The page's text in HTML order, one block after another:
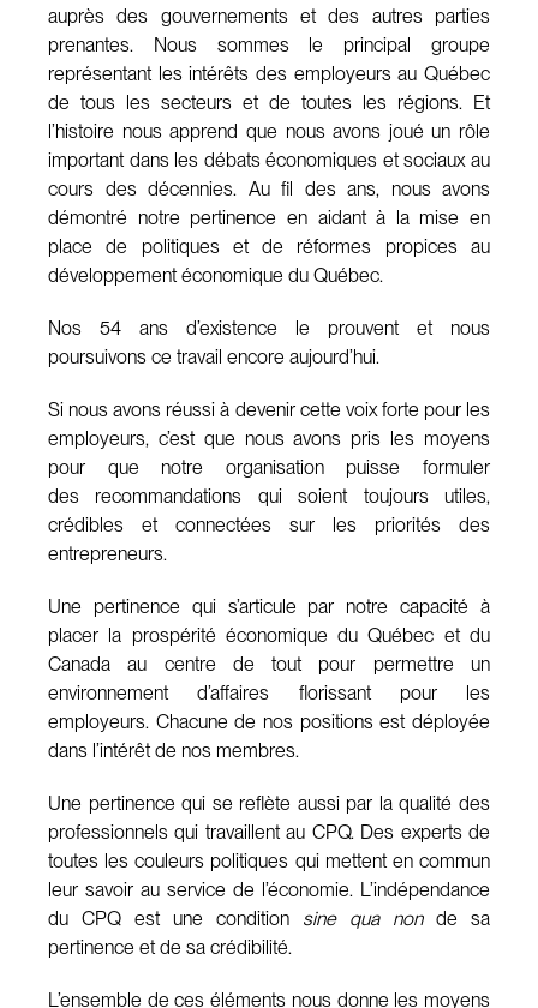
auprès des gouvernements et des autres parties
prenantes. Nous sommes le principal groupe
représentant les intérêts des employeurs au Québec
de tous les secteurs et de toutes les régions. Et
l’histoire nous apprend que nous avons joué un rôle
important dans les débats économiques et sociaux au
cours des décennies. Au fil des ans, nous avons
démontré notre pertinence en aidant à la mise en
place de politiques et de réformes propices au
développement économique du Québec.
Nos 54 ans d’existence le prouvent et nous
poursuivons ce travail encore aujourd’hui.
Si nous avons réussi à devenir cette voix forte pour les
employeurs, c’est que nous avons pris les moyens
pour que notre organisation puisse formuler
des recommandations qui soient toujours utiles,
crédibles et connectées sur les priorités des
entrepreneurs.
Une pertinence qui s’articule par notre capacité à
placer la prospérité économique du Québec et du
Canada au centre de tout pour permettre un
environnement d’affaires florissant pour les
employeurs. Chacune de nos positions est déployée
dans l’intérêt de nos membres.
Une pertinence qui se reflète aussi par la qualité des
professionnels qui travaillent au CPQ. Des experts de
toutes les couleurs politiques qui mettent en commun
leur savoir au service de l’économie. L’indépendance
du CPQ est une condition sine qua nonde sa
pertinence et de sa crédibilité.
L’ensemble de ces éléments nous donne les moyens